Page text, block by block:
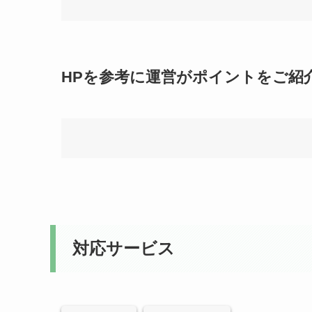
HPを参考に運営がポイントをご紹
対応サービス